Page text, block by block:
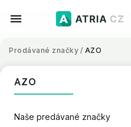
Prodávané značky / AZO
AZO
Naše predávané značky